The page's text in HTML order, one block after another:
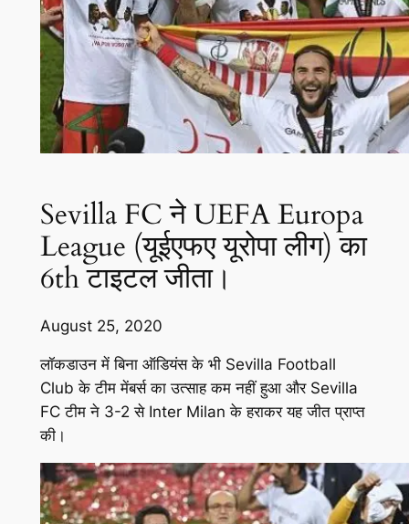
Sevilla FC ने UEFA Europa
League (यूईएफए यूरोपा लीग) का
6th टाइटल जीता।
August 25, 2020
लॉकडाउन में बिना ऑडियंस के भी Sevilla Football
Club के टीम मेंबर्स का उत्साह कम नहीं हुआ और Sevilla
FC टीम ने 3-2 से Inter Milan के हराकर यह जीत प्राप्त
की।